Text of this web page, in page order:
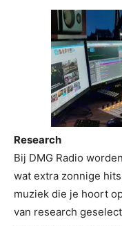
Research
Bij DMG Radio
wat extra zonnige
muziek die je hoort
van research